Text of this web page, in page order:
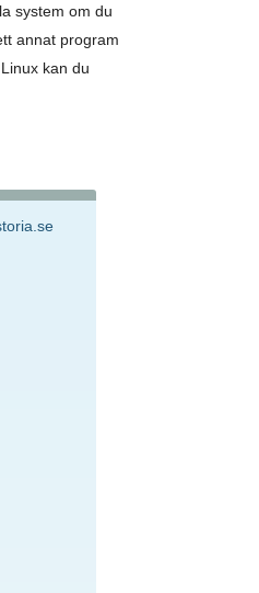
system om du
annat program
kan du